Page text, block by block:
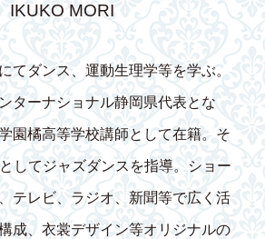
IKUKO MORI
てダンス、運動生理学等を学ぶ。
ターナショナル静岡県代表とな
園橘高等学校講師として在籍。そ
してジャズダンスを指導。ショー
テレビ、ラジオ、新聞等で広く活
成、衣裳デザイン等オリジナルの